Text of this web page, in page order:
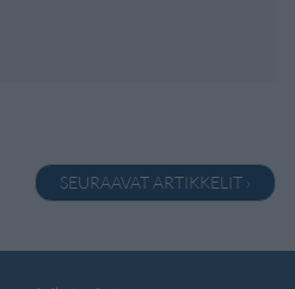
SEURAAVAT ARTIKKELIT ›